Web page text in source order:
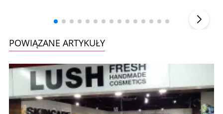
POWIĄZANE ARTYKUŁY